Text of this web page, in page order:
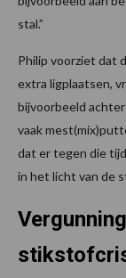
stal.”
Philip voorziet dat
extra ligplaatsen,
bijvoorbeeld
vaak
dat er tegen die
in het licht van de